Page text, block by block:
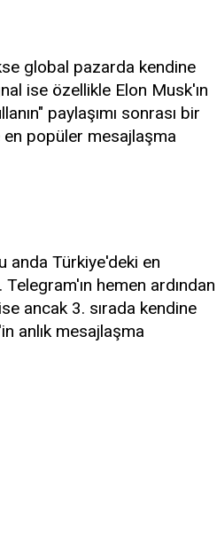
global pazarda kendine
ise özellikle Elon Musk'ın
paylaşımı sonrası bir
popüler mesajlaşma
anda Türkiye'deki en
hemen ardından
ancak 3. sırada kendine
anlık mesajlaşma